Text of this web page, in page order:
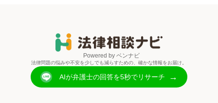
Powered by ベンナビ
法律問題の悩みや不安を少しでも減らすための、確かな情報をお届け。
AIが弁護士の回答を5秒でリサーチ →